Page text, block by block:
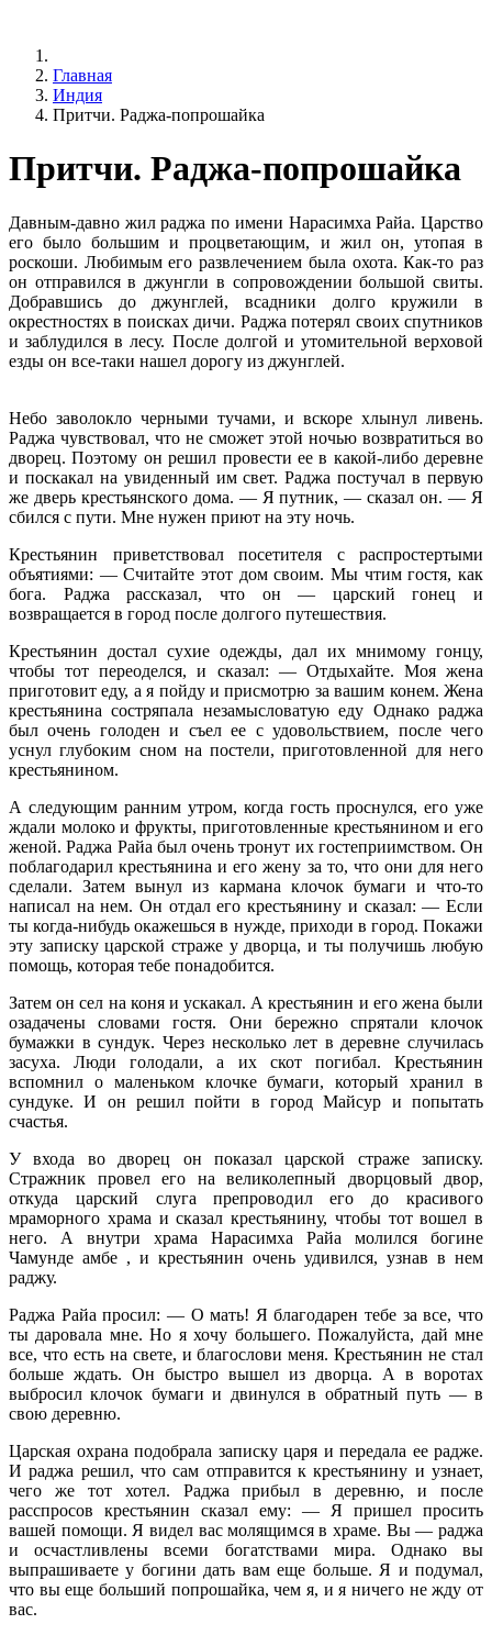
Главная
Индия
Притчи. Раджа-попрошайка
Притчи. Раджа-попрошайка
Давным-давно жил раджа по имени Нарасимха Райа. Царство
его было большим и процветающим, и жил он, утопая в
роскоши. Любимым его развлечением была охота. Как-то раз
он отправился в джунгли в сопровождении большой свиты.
Добравшись до джунглей, всадники долго кружили в
окрестностях в поисках дичи. Раджа потерял своих спутников
и заблудился в лесу. После долгой и утомительной верховой
езды он все-таки нашел дорогу из джунглей.
Небо заволокло черными тучами, и вскоре хлынул ливень.
Раджа чувствовал, что не сможет этой ночью возвратиться во
дворец. Поэтому он решил провести ее в какой-либо деревне
и поскакал на увиденный им свет. Раджа постучал в первую
же дверь крестьянского дома. — Я путник, — сказал он. — Я
сбился с пути. Мне нужен приют на эту ночь.
Крестьянин приветствовал посетителя с распростертыми
объятиями: — Считайте этот дом своим. Мы чтим гостя, как
бога. Раджа рассказал, что он — царский гонец и
возвращается в город после долгого путешествия.
Крестьянин достал сухие одежды, дал их мнимому гонцу,
чтобы тот переоделся, и сказал: — Отдыхайте. Моя жена
приготовит еду, а я пойду и присмотрю за вашим конем. Жена
крестьянина состряпала незамысловатую еду Однако раджа
был очень голоден и съел ее с удовольствием, после чего
уснул глубоким сном на постели, приготовленной для него
крестьянином.
А следующим ранним утром, когда гость проснулся, его уже
ждали молоко и фрукты, приготовленные крестьянином и его
женой. Раджа Райа был очень тронут их гостеприимством. Он
поблагодарил крестьянина и его жену за то, что они для него
сделали. Затем вынул из кармана клочок бумаги и что-то
написал на нем. Он отдал его крестьянину и сказал: — Если
ты когда-нибудь окажешься в нужде, приходи в город. Покажи
эту записку царской страже у дворца, и ты получишь любую
помощь, которая тебе понадобится.
Затем он сел на коня и ускакал. А крестьянин и его жена были
озадачены словами гостя. Они бережно спрятали клочок
бумажки в сундук. Через несколько лет в деревне случилась
засуха. Люди голодали, а их скот погибал. Крестьянин
вспомнил о маленьком клочке бумаги, который хранил в
сундуке. И он решил пойти в город Майсур и попытать
счастья.
У входа во дворец он показал царской страже записку.
Стражник провел его на великолепный дворцовый двор,
откуда царский слуга препроводил его до красивого
мраморного храма и сказал крестьянину, чтобы тот вошел в
него. А внутри храма Нарасимха Райа молился богине
Чамунде амбе , и крестьянин очень удивился, узнав в нем
раджу.
Раджа Райа просил: — О мать! Я благодарен тебе за все, что
ты даровала мне. Но я хочу большего. Пожалуйста, дай мне
все, что есть на свете, и благослови меня. Крестьянин не стал
больше ждать. Он быстро вышел из дворца. А в воротах
выбросил клочок бумаги и двинулся в обратный путь — в
свою деревню.
Царская охрана подобрала записку царя и передала ее радже.
И раджа решил, что сам отправится к крестьянину и узнает,
чего же тот хотел. Раджа прибыл в деревню, и после
расспросов крестьянин сказал ему: — Я пришел просить
вашей помощи. Я видел вас молящимся в храме. Вы — раджа
и осчастливлены всеми богатствами мира. Однако вы
выпрашиваете у богини дать вам еще больше. Я и подумал,
что вы еще больший попрошайка, чем я, и я ничего не жду от
вас.